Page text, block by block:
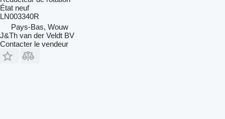
État neuf
LN003340R
Pays-Bas, Wouw
J&Th van der Veldt BV
Contacter le vendeur